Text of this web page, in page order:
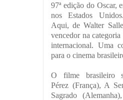
97ª edição do Oscar,
nos Estados
Aqui, de Walter
vencedor na
internacional. Uma
para o cinema
O filme brasileiro
Pérez (França), A
Sagrado